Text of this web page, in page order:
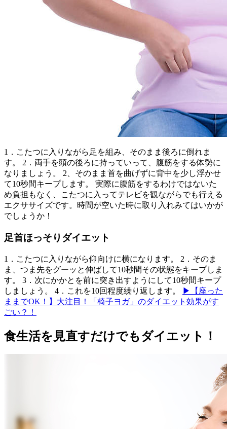
1．こたつに入りながら足を組み、そのまま後ろに倒れま
す。 2．両手を頭の後ろに持っていって、腹筋をする体勢に
なりましょう。 2、そのまま首を曲げずに背中を少し浮かせ
て10秒間キープします。 実際に腹筋をするわけではないた
め負担もなく、こたつに入ってテレビを観ながらでも行える
エクササイズです。時間が空いた時に取り入れみてはいかが
でしょうか！
足首ほっそりダイエット
1．こたつに入りながら仰向けに横になります。 2．そのま
ま、つま先をグーッと伸ばして10秒間その状態をキープしま
す。 3．次にかかとを前に突き出すようにして10秒間キープ
しましょう。 4．これを10回程度繰り返します。
▶【座った
ままでOK！】大注目！「椅子ヨガ」のダイエット効果がす
ごい？！
食生活を見直すだけでもダイエット！